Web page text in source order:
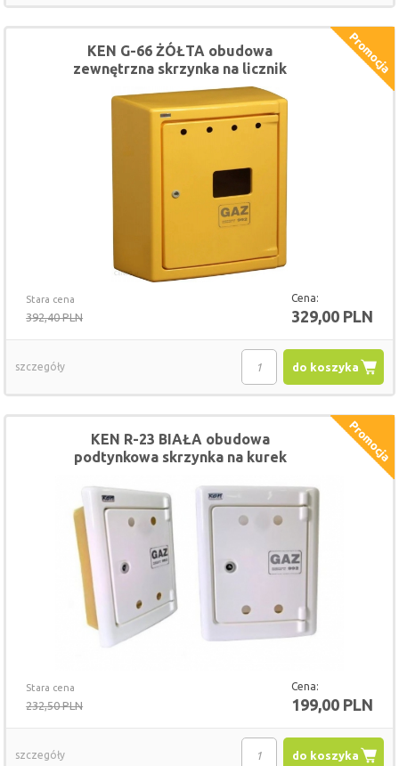
Stara cena
392,40 PLN
Cena:
329,00 PLN
KEN G-66 ŻÓŁTA obudowa
zewnętrzna skrzynka na licznik
gazomierz 60x60
do koszyka
szczegóły
Stara cena
232,50 PLN
Cena:
199,00 PLN
KEN R-23 BIAŁA obudowa
podtynkowa skrzynka na kurek
do koszyka
szczegóły